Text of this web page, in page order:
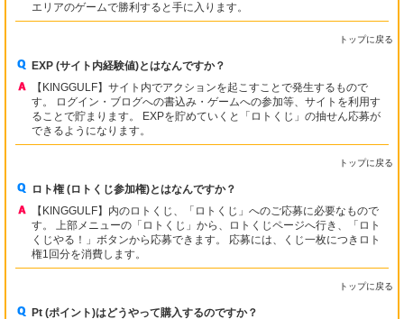
エリアのゲームで勝利すると手に入ります。
トップに戻る
EXP (サイト内経験値)とはなんですか？
【KINGGULF】サイト内でアクションを起こすことで発生するもので
す。 ログイン・ブログへの書込み・ゲームへの参加等、サイトを利用す
ることで貯まります。 EXPを貯めていくと「ロトくじ」の抽せん応募が
できるようになります。
トップに戻る
ロト権 (ロトくじ参加権)とはなんですか？
【KINGGULF】内のロトくじ、「ロトくじ」へのご応募に必要なもので
す。 上部メニューの「ロトくじ」から、ロトくじページへ行き、「ロト
くじやる！」ボタンから応募できます。 応募には、くじ一枚につきロト
権1回分を消費します。
トップに戻る
Pt (ポイント)はどうやって購入するのですか？